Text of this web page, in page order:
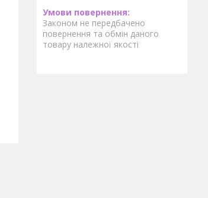
Законом не передбачено
повернення та обмін даного
товару належної якості